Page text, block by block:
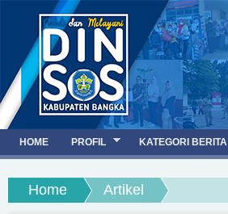
Jump to navigation
You are here
Home Artikel
HOME PROFIL KATEGORI BERITA